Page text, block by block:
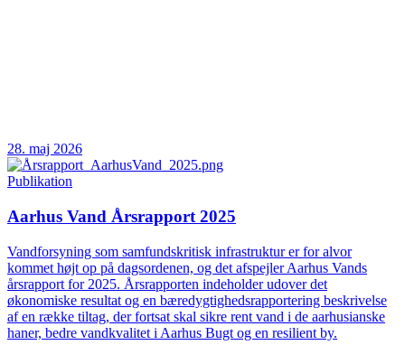
28. maj 2026
Publikation
Aarhus Vand Årsrapport 2025
Vandforsyning som samfundskritisk infrastruktur er for alvor
kommet højt op på dagsordenen, og det afspejler Aarhus Vands
årsrapport for 2025. Årsrapporten indeholder udover det
økonomiske resultat og en bæredygtighedsrapportering beskrivelse
af en række tiltag, der fortsat skal sikre rent vand i de aarhusianske
haner, bedre vandkvalitet i Aarhus Bugt og en resilient by.